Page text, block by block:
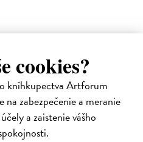
cookies?
kníhkupectva Artforum
na zabezpečenie a meranie
a zaistenie vášho
E-KNIHA